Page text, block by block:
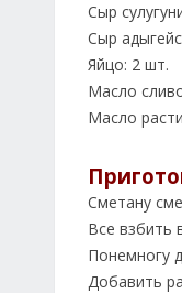
Сыр
Сыр
Яйцо: 2 шт.
Масло
Масло
Сметану
Все взбить
Понемногу
Добавить